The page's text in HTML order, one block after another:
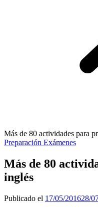
Más de 80 actividades para
Preparación Exámenes
Más de 80
inglés
Publicado el 17/05/201628/